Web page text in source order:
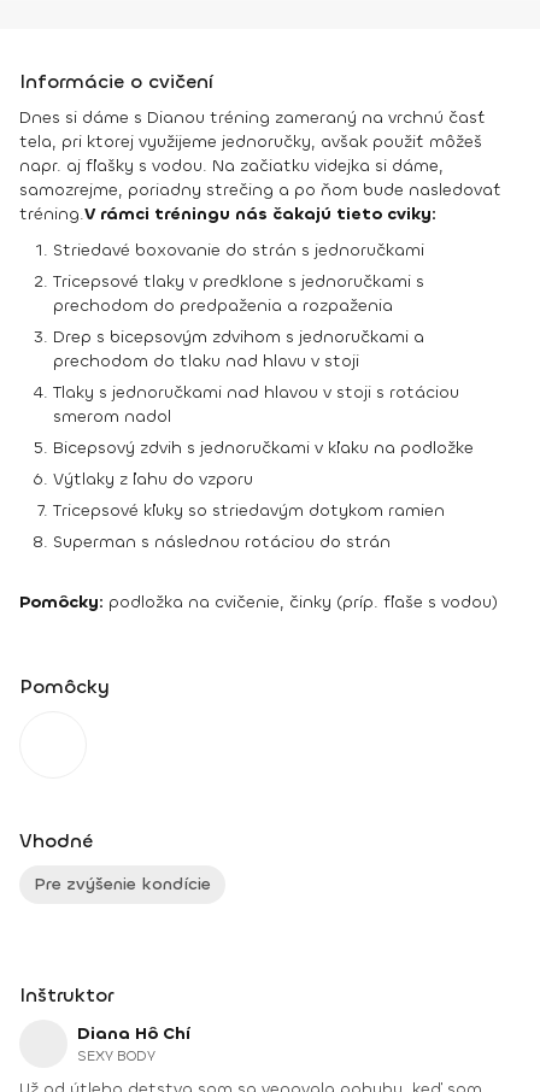
Informácie o cvičení
Dnes si dáme s Dianou tréning zameraný na vrchnú časť
tela, pri ktorej využijeme jednoručky, avšak použiť môžeš
napr. aj fľašky s vodou. Na začiatku videjka si dáme,
samozrejme, poriadny strečing a po ňom bude nasledovať
tréning.V rámci tréningu nás čakajú tieto cviky:
Striedavé boxovanie do strán s jednoručkami
Tricepsové tlaky v predklone s jednoručkami s
prechodom do predpaženia a rozpaženia
Drep s bicepsovým zdvihom s jednoručkami a
prechodom do tlaku nad hlavu v stoji
Tlaky s jednoručkami nad hlavou v stoji s rotáciou
smerom nadol
Bicepsový zdvih s jednoručkami v kľaku na podložke
Výtlaky z ľahu do vzporu
Tricepsové kľuky so striedavým dotykom ramien
Superman s následnou rotáciou do strán
Pomôcky: podložka na cvičenie, činky (príp. fľaše s vodou)
Pomôcky
Vhodné
Pre zvýšenie kondície
Inštruktor
Diana Hô Chí
SEXY BODY